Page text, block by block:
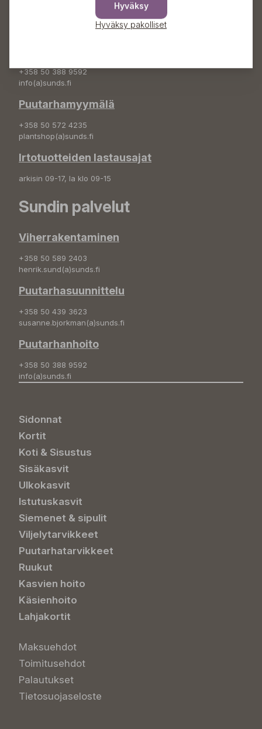
+358 50 388 9592
info(a)sunds.fi
Puutarhamyymälä
+358 50 572 4235
plantshop(a)sunds.fi
Irtotuotteiden lastausajat
arkisin 09-17, la klo 09-15
Sundin palvelut
Viherrakentaminen
+358 50 589 2403
henrik.sund(a)sunds.fi
Puutarhasuunnittelu
+358 50 439 3623
susanne.bjorkman(a)sunds.fi
Puutarhanhoito
+358 50 388 9592
info(a)sunds.fi
Sidonnat
Kortit
Koti & Sisustus
Sisäkasvit
Ulkokasvit
Istutuskasvit
Siemenet & sipulit
Viljelytarvikkeet
Puutarhatarvikkeet
Ruukut
Kasvien hoito
Käsienhoito
Lahjakortit
Maksuehdot
Toimitusehdot
Palautukset
Tietosuojaseloste
Hyväksy
Hyväksy pakolliset